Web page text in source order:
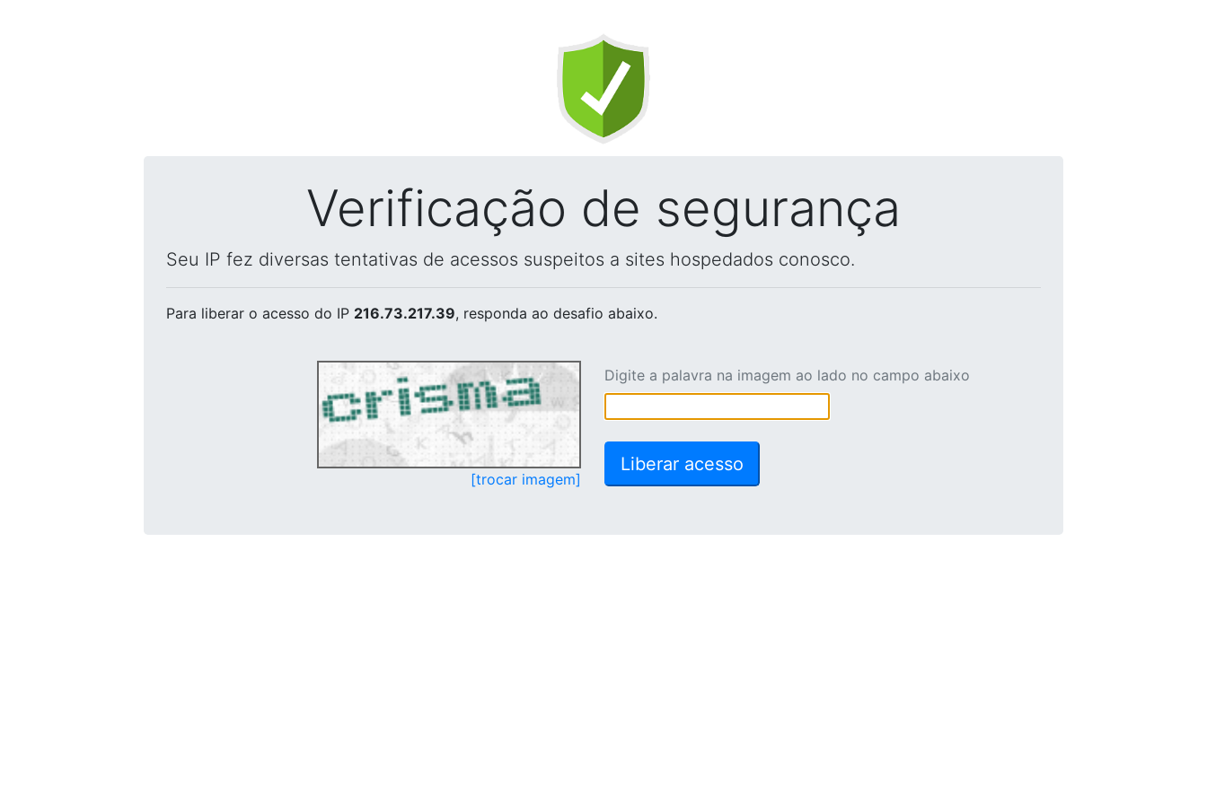
Verificação de segurança
Seu IP fez diversas tentativas de acessos suspeitos a sites hospedados conosco.
Para liberar o acesso do IP 216.73.217.39, responda ao desafio abaixo.
[trocar imagem]
Digite a palavra na imagem ao lado no campo abaixo